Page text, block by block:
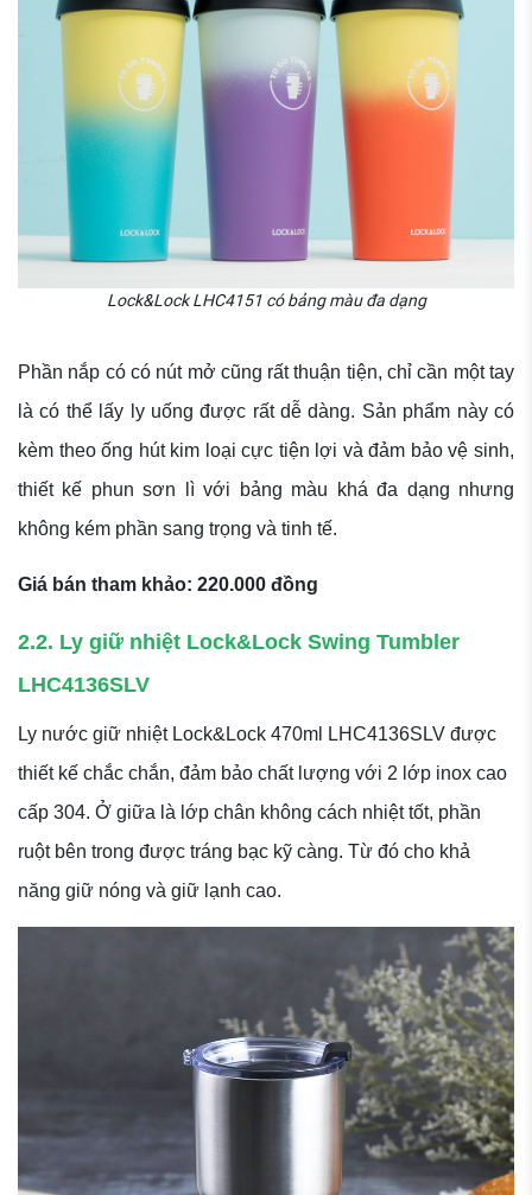
Lock&Lock LHC4151 có bảng màu đa dạng
Phần nắp có có nút mở cũng rất thuận tiện, chỉ cần một tay
là có thể lấy ly uống được rất dễ dàng. Sản phẩm này có
kèm theo ống hút kim loại cực tiện lợi và đảm bảo vệ sinh,
thiết kế phun sơn lì với bảng màu khá đa dạng nhưng
không kém phần sang trọng và tinh tế.
Giá bán tham khảo: 220.000 đồng
2.2. Ly giữ nhiệt Lock&Lock Swing Tumbler
LHC4136SLV
Ly nước giữ nhiệt Lock&Lock 470ml LHC4136SLV được
thiết kế chắc chắn, đảm bảo chất lượng với 2 lớp inox cao
cấp 304. Ở giữa là lớp chân không cách nhiệt tốt, phần
ruột bên trong được tráng bạc kỹ càng. Từ đó cho khả
năng giữ nóng và giữ lạnh cao.